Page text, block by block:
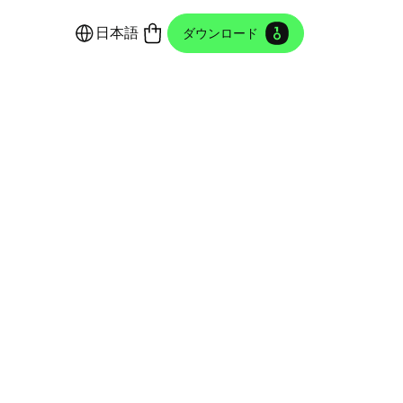
日本語 ダウンロード